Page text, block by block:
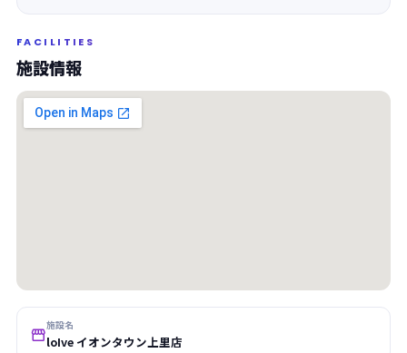
FACILITIES
施設情報
施設名
loIve イオンタウン上里店